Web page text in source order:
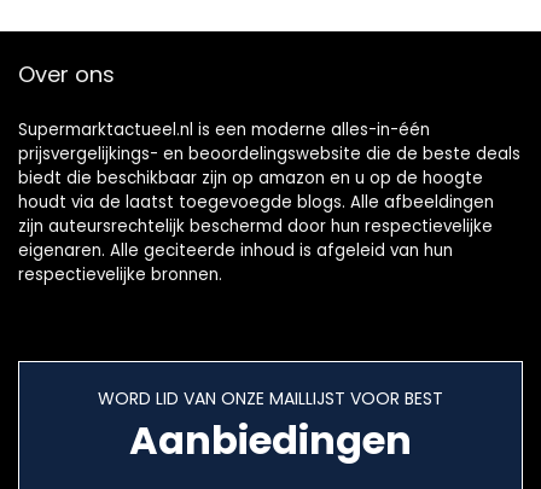
Over ons
Supermarktactueel.nl is een moderne alles-in-één
prijsvergelijkings- en beoordelingswebsite die de beste deals
biedt die beschikbaar zijn op amazon en u op de hoogte
houdt via de laatst toegevoegde blogs. Alle afbeeldingen
zijn auteursrechtelijk beschermd door hun respectievelijke
eigenaren. Alle geciteerde inhoud is afgeleid van hun
respectievelijke bronnen.
WORD LID VAN ONZE MAILLIJST VOOR BEST
Aanbiedingen